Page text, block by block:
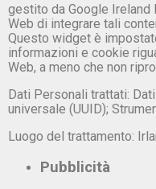
gestito da Google
Web di integrare tali
Questo widget è
informazioni e cookie
Web, a meno che non
Dati Personali trattati:
universale (UUID);
Luogo del trattamento:
Pubblicità